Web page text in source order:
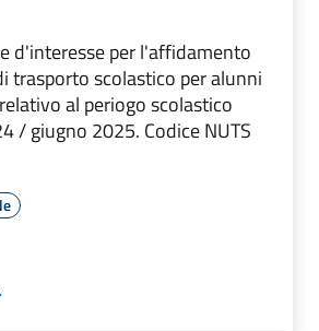
d'interesse per l'affidamento
trasporto scolastico per alunni
al periogo scolastico
/ giugno 2025. Codice NUTS